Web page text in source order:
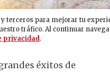
éxitos de